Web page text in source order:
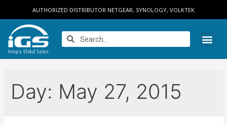
AUTHORIZED DISTRIBUTOR NETGEAR, SYNOLOGY, VOLKTEK
Day: May 27, 2015